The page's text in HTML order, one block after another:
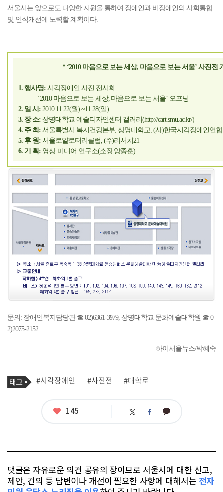
서울시는 앞으로도 다양한 지원을 통하여 장애인과 비장애인의 사회통합
및 인식개선에 노력할 계획이다.
* ‘2010 마음으로 보는 세상, 마음으로 보는 서울’ 사진전
1. 행사명: 시각장애인 사진 전시회
‘2010 마음으로 보는 세상, 마음으로 보는 서울’ 오프닝
2. 일 시: 2010.11.22(월) ~11.28(일)
3. 장 소: 상명대학교 예술디자인센터 갤러리(http://cart.smu.ac.kr/)
4. 주 최: 서울특별시 복지건강본부, 상명대학교, (사)한국시각장애인연
5. 후 원: 서울로얄로터리클럽, (주)리서치21
6. 기 획: 영상·미디어 연구소(소장 양종훈)
문의: 장애인복지담당관 ☎ 02)6361-3979, 상명대학교 문화예술대학원 ☎ 0
2)2075-2152
하이서울뉴스/박혜숙
기
사
태
그
#시각장애인 #사진전 #대학로
좋
145 트 페 카
댓글은 자유로운 의견 공유의 장이므로 서울시에 대한 신고,
제안, 건의 등 답변이나 개선이 필요한 사항에 대해서는 전자